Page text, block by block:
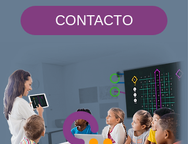
CONTACTO